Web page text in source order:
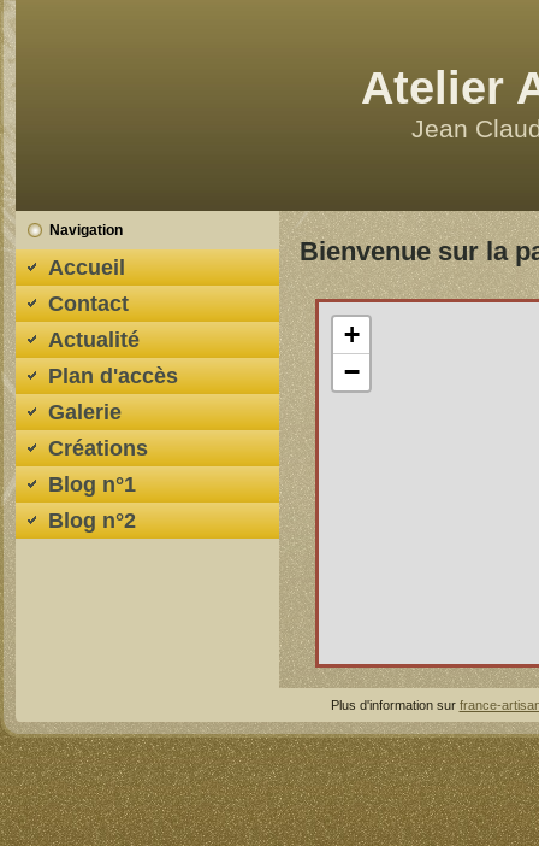
Atelier
Jean
Navigation
Accueil
Contact
Actualité
Plan d'accès
Galerie
Créations
Blog n°1
Blog n°2
Bienvenue sur la
+
−
Plus d'information sur france-